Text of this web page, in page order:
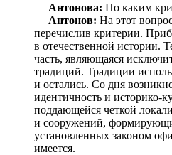
Антонова: По каким
Антонов: На этот
перечислив критерии.
в отечественной истории.
часть, являющаяся
традиций. Традиции
и остались. Со дня
идентичность и историко-
поддающейся четкой
и сооружений,
установленных законом
имеется.